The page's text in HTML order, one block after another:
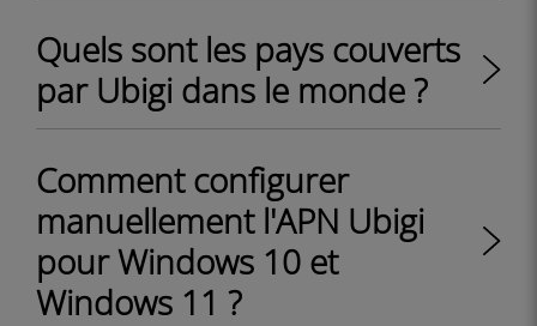
Quels sont les pays couverts
par Ubigi dans le monde ?
Comment configurer
manuellement l'APN Ubigi
pour Windows 10 et
Windows 11 ?